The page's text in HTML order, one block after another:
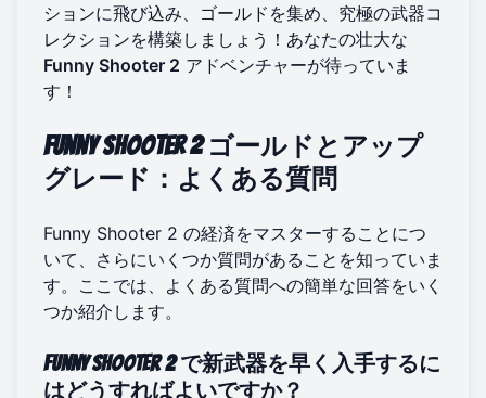
ションに飛び込み、ゴールドを集め、究極の武器コ
レクションを構築しましょう！あなたの壮大な
Funny Shooter 2 アドベンチャーが待っていま
す！
Funny Shooter 2 ゴールドとアップ
グレード：よくある質問
Funny Shooter 2 の経済をマスターすることにつ
いて、さらにいくつか質問があることを知っていま
す。ここでは、よくある質問への簡単な回答をいく
つか紹介します。
Funny Shooter 2 で新武器を早く入手するに
はどうすればよいですか？